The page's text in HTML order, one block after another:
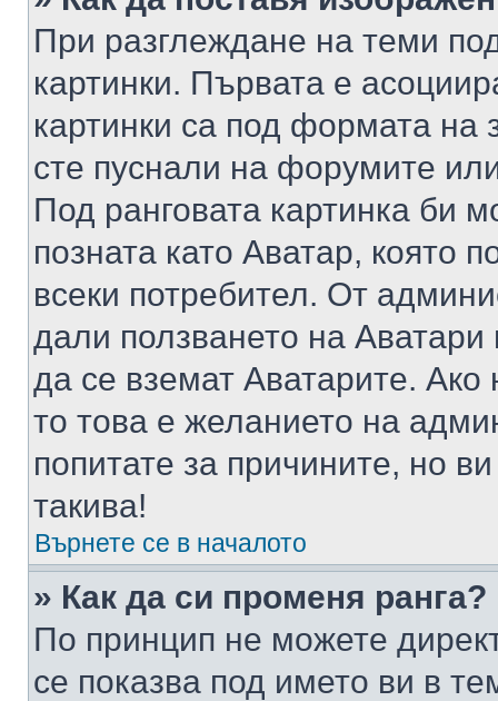
При разглеждане на теми
картинки. Първата е
картинки са под формата на
сте пуснали на форумите
Под ранговата картинка би
позната като Аватар, която
всеки потребител. От
дали ползването на
да се вземат Аватарите.
то това е желанието на
попитате за причините, но
такива!
Върнете се в началото
» Как да си променя ранга?
По принцип не можете
се показва под името ви в